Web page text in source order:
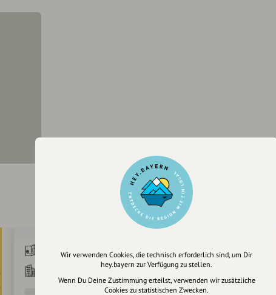
Registriere
um dir
zu merken
Wir verwenden Cookies, die technisch erforderlich sind, um Dir
hey.bayern zur Verfügung zu stellen.
Wenn Du Deine Zustimmung erteilst, verwenden wir zusätzliche
Cookies zu statistischen Zwecken.